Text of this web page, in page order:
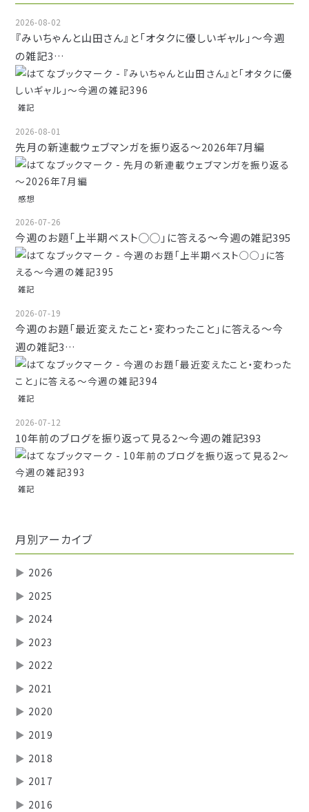
2026-08-02
『みいちゃんと山田さん』と「オタクに優しいギャル」～今週
の雑記3…
雑記
2026-08-01
先月の新連載ウェブマンガを振り返る～2026年7月編
感想
2026-07-26
今週のお題「上半期ベスト◯◯」に答える～今週の雑記395
雑記
2026-07-19
今週のお題「最近変えたこと・変わったこと」に答える～今
週の雑記3…
雑記
2026-07-12
10年前のブログを振り返って見る2～今週の雑記393
雑記
月別アーカイブ
▶ 2026
▶ 2025
▶ 2024
▶ 2023
▶ 2022
▶ 2021
▶ 2020
▶ 2019
▶ 2018
▶ 2017
▶ 2016